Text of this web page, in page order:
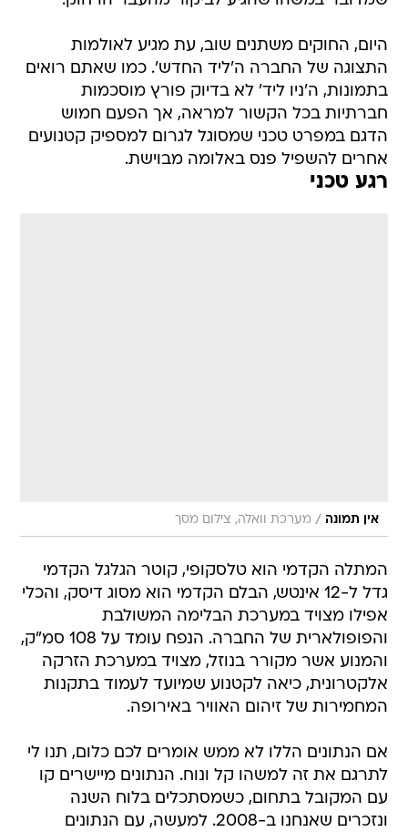
היום, החוקים משתנים שוב, עת מגיע לאולמות
התצוגה של החברה ה'ליד החדש'. כמו שאתם רואים
בתמונות, ה'ניו ליד' לא בדיוק פורץ מוסכמות
חברתיות בכל הקשור למראה, אך הפעם חמוש
הדגם במפרט טכני שמסוגל לגרום למספיק קטנועים
אחרים להשפיל פנס באלומה מבוישת.
רגע טכני
אין תמונה / מערכת וואלה, צילום מסך
המתלה הקדמי הוא טלסקופי, קוטר הגלגל הקדמי
גדל ל-12 אינטש, הבלם הקדמי הוא מסוג דיסק, והכלי
אפילו מצויד במערכת הבלימה המשולבת
והפופולארית של החברה. הנפח עומד על 108 סמ"ק,
והמנוע אשר מקורר בנוזל, מצויד במערכת הזרקה
אלקטרונית, כיאה לקטנוע שמיועד לעמוד בתקנות
המחמירות של זיהום האוויר באירופה.
אם הנתונים הללו לא ממש אומרים לכם כלום, תנו לי
לתרגם את זה למשהו קל ונוח. הנתונים מיישרים קו
עם המקובל בתחום, כשמסתכלים בלוח השנה
ונזכרים שאנחנו ב-2008. למעשה, עם הנתונים